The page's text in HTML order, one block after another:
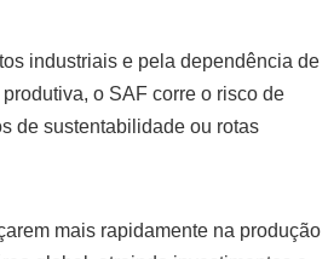
industriais e pela dependência de
o SAF corre o risco de
de sustentabilidade ou rotas
mais rapidamente na produção